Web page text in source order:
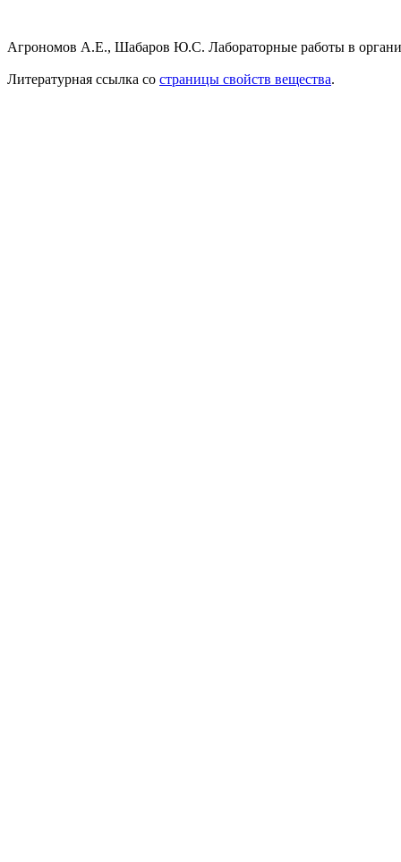
Агрономов А.Е., Шабаров Ю.С. Лабораторные работы в
Литературная ссылка со страницы свойств вещества.